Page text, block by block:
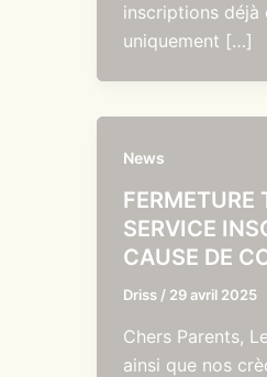
inscriptions déjà
uniquement […]
News
FERMETURE
SERVICE
CAUSE DE
Driss / 29 avril 2025
Chers Parents,
ainsi que nos